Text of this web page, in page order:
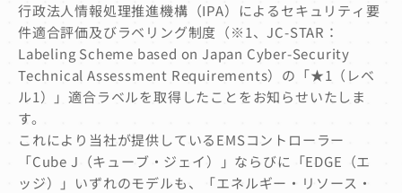
行政法人情報処理推進機構（IPA）によるセキュリティ要
件適合評価及びラベリング制度（※1、JC-STAR：
Labeling Scheme based on Japan Cyber-Security
Technical Assessment Requirements）の「★1（レベ
ル1）」適合ラベルを取得したことをお知らせいたしま
す。
これにより当社が提供しているEMSコントローラー
「Cube J（キューブ・ジェイ）」ならびに「EDGE（エ
ッジ）」いずれのモデルも、「エネルギー・リソース・